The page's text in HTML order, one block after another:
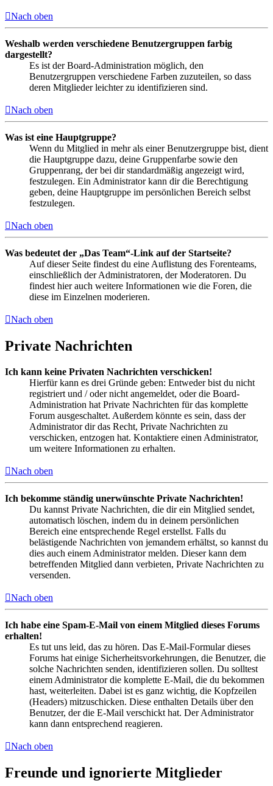
Nach oben
Weshalb werden verschiedene Benutzergruppen farbig
dargestellt?
Es ist der Board-Administration möglich, den
Benutzergruppen verschiedene Farben zuzuteilen, so dass
deren Mitglieder leichter zu identifizieren sind.
Nach oben
Was ist eine Hauptgruppe?
Wenn du Mitglied in mehr als einer Benutzergruppe bist, dient
die Hauptgruppe dazu, deine Gruppenfarbe sowie den
Gruppenrang, der bei dir standardmäßig angezeigt wird,
festzulegen. Ein Administrator kann dir die Berechtigung
geben, deine Hauptgruppe im persönlichen Bereich selbst
festzulegen.
Nach oben
Was bedeutet der „Das Team“-Link auf der Startseite?
Auf dieser Seite findest du eine Auflistung des Forenteams,
einschließlich der Administratoren, der Moderatoren. Du
findest hier auch weitere Informationen wie die Foren, die
diese im Einzelnen moderieren.
Nach oben
Private Nachrichten
Ich kann keine Privaten Nachrichten verschicken!
Hierfür kann es drei Gründe geben: Entweder bist du nicht
registriert und / oder nicht angemeldet, oder die Board-
Administration hat Private Nachrichten für das komplette
Forum ausgeschaltet. Außerdem könnte es sein, dass der
Administrator dir das Recht, Private Nachrichten zu
verschicken, entzogen hat. Kontaktiere einen Administrator,
um weitere Informationen zu erhalten.
Nach oben
Ich bekomme ständig unerwünschte Private Nachrichten!
Du kannst Private Nachrichten, die dir ein Mitglied sendet,
automatisch löschen, indem du in deinem persönlichen
Bereich eine entsprechende Regel erstellst. Falls du
belästigende Nachrichten von jemandem erhältst, so kannst du
dies auch einem Administrator melden. Dieser kann dem
betreffenden Mitglied dann verbieten, Private Nachrichten zu
versenden.
Nach oben
Ich habe eine Spam-E-Mail von einem Mitglied dieses Forums
erhalten!
Es tut uns leid, das zu hören. Das E-Mail-Formular dieses
Forums hat einige Sicherheitsvorkehrungen, die Benutzer, die
solche Nachrichten senden, identifizieren sollen. Du solltest
einem Administrator die komplette E-Mail, die du bekommen
hast, weiterleiten. Dabei ist es ganz wichtig, die Kopfzeilen
(Headers) mitzuschicken. Diese enthalten Details über den
Benutzer, der die E-Mail verschickt hat. Der Administrator
kann dann entsprechend reagieren.
Nach oben
Freunde und ignorierte Mitglieder